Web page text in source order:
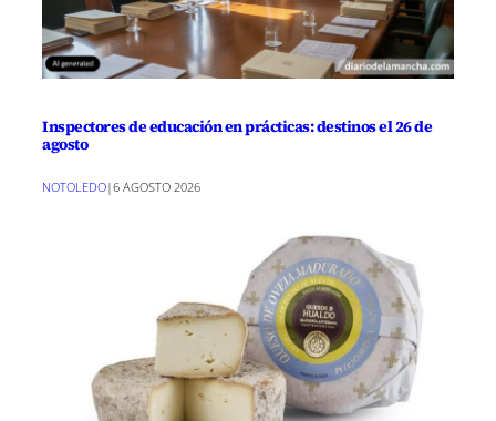
Inspectores de educación en prácticas: destinos el 26 de
agosto
NOTOLEDO|6 AGOSTO 2026